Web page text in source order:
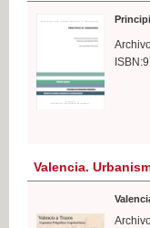
Valencia.